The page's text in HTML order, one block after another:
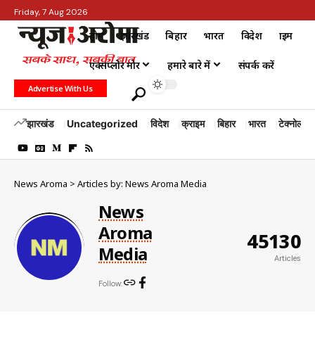
Friday, 7 Aug 2026
होम झारखंड बिहार भारत विदेश क्राइम
एक्सप्लोर मोर हमारे बारे में संपर्क करें
Advertise With Us
झारखंड Uncategorized विदेश क्राइम बिहार भारत टेक्नोलॉजी
News Aroma > Articles by: News Aroma Media
News
Aroma
Media
Follow:
45130
Articles